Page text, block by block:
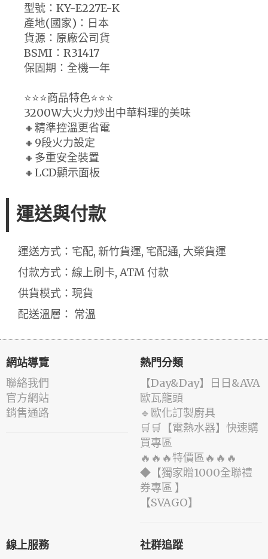
型號：KY-E227E-K
產地(國家)：日本
貨源：原廠公司貨
BSMI：R31417
保固期：全機一年
⭐⭐⭐商品特色⭐⭐⭐
3200W大火力炒出中華料理的美味
🔸精準控溫更省電
🔸9段火力設定
🔸多重安全裝置
🔸LCD顯示面板
運送與付款
運送方式：宅配, 新竹貨運, 宅配通, 大榮貨運
付款方式：線上刷卡, ATM 付款
供貨模式：現貨
配送溫層： 常溫
網站導覽
聯絡我們
官方網站
銷售通路
熱門分類
️【Day&Day】️日日&AVA
歐瓦龍頭
🔹歐化訂製廚具
🛒🛒【電熱水器】快速購
買專區
🔥🔥🔥特價區🔥🔥🔥
◆【獨家贈1000全聯禮
券專區 】
️【SVAGO】️
線上服務 社群追蹤